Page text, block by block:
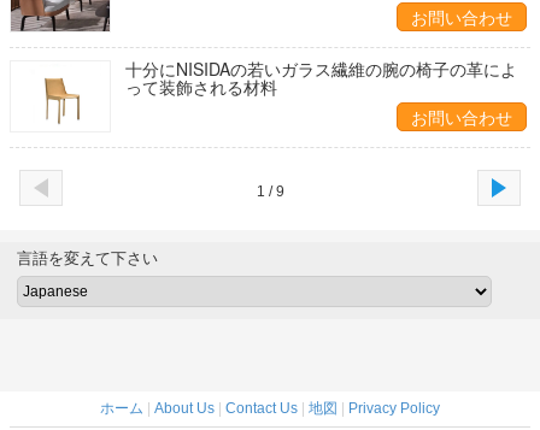
お問い合わせ
十分にNISIDAの若いガラス繊維の腕の椅子の革によ
って装飾される材料
お問い合わせ
1 / 9
言語を変えて下さい
ホーム About Us Contact Us 地図 Privacy Policy